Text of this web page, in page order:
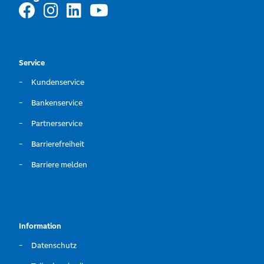
Service
Kundenservice
Bankenservice
Partnerservice
Barrierefreiheit
Barriere melden
Information
Datenschutz